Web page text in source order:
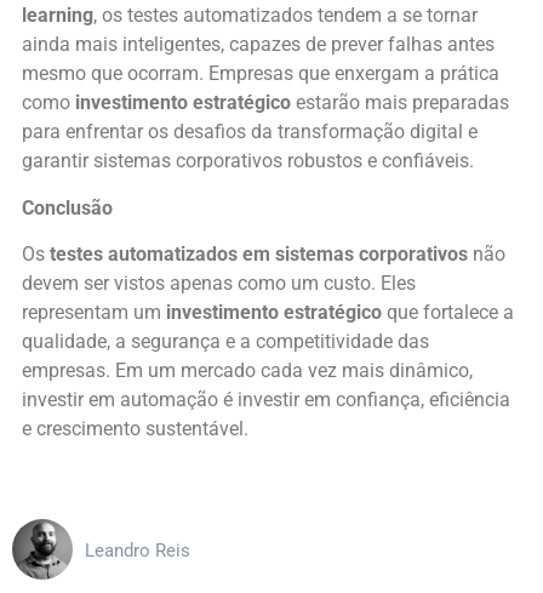
learning, os testes automatizados tendem a se tornar
ainda mais inteligentes, capazes de prever falhas antes
mesmo que ocorram. Empresas que enxergam a prática
como investimento estratégico estarão mais preparadas
para enfrentar os desafios da transformação digital e
garantir sistemas corporativos robustos e confiáveis.
Conclusão
Os testes automatizados em sistemas corporativos não
devem ser vistos apenas como um custo. Eles
representam um investimento estratégico que fortalece a
qualidade, a segurança e a competitividade das
empresas. Em um mercado cada vez mais dinâmico,
investir em automação é investir em confiança, eficiência
e crescimento sustentável.
Leandro Reis